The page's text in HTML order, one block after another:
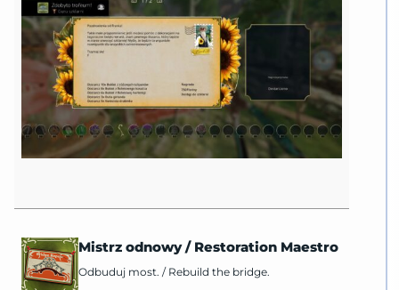
Mistrz odnowy/ Restoration Maestro
Odbuduj most. / Rebuild the bridge.